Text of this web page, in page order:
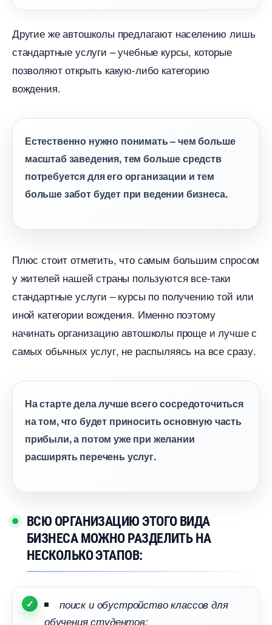
Другие же автошколы предлагают населению лишь
стандартные услуги – учебные курсы, которые
позволяют открыть какую-либо категорию
ождения.
Естественно нужно понимать – чем больше
масштаб заведения, тем больше средст
потребуется для его организации и тем
ольше забот будет при ведении бизнеса.
Плюс стоит отметить, что самым большим спросом
у жителей нашей страны пользуются все-таки
стандартные услуги – курсы по получению той или
иной категории вождения. Именно поэтому
начинать организацию автошколы проще и лучше с
самых обычных услуг, не распыляясь на все сразу.
На старте дела лучше всего сосредоточиться
на том, что будет приносить основную часть
прибыли, а потом уже при желании
расширять перечень услуг.
СЮ ОРГАНИЗАЦИЮ ЭТОГО ВИДА
БИЗНЕСА МОЖНО РАЗДЕЛИТЬ НА
НЕСКОЛЬКО ЭТАПОВ:
поиск и обустройство классов для
обучения студентов;